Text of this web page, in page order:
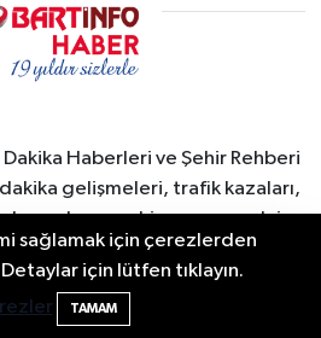
Dakika Haberleri ve Şehir Rehberi
dakika gelişmeleri, trafik kazaları,
ve şehir yaşamına dair
İnfo’da. Bartın merkez başta
Kurucaşile ve Ulus ilçelerinden
ve güvenilir şekilde okuyuculara
sağlamak için çerezlerden
için lütfen tıklayın.
TAMAM
rağmen denize giren